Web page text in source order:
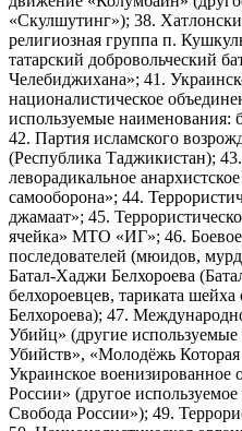
«Скулшутинг»); 38.
религиозная группа п.
татарский добровольческий
Челебиджихана»; 41.
националистическое
используемые наименования:
42. Партия исламского
(Республика Таджикистан);
леворадикальное
самооборона»; 44.
джамаат»; 45.
ячейка» МТО «ИГ»; 46.
последователей (мюидов,
Батал-Хаджи Белхороева
белхороевцев, тариката
Белхороева); 47.
Убийц» (другие
Убийств», «Молодёжь
Украинское
России» (другое
Свобода России»); 49.